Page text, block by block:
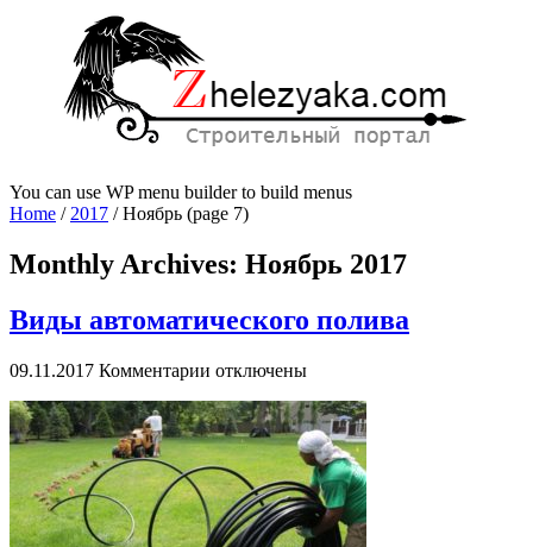
You can use WP menu builder to build menus
Home /2017 /Ноябрь (page 7)
Monthly Archives: Ноябрь 2017
Виды автоматического полива
09.11.2017 Комментарии к
Виды
автоматического
полива
отключены